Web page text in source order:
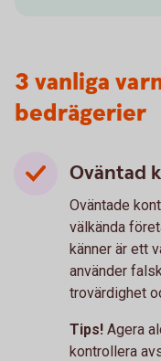
3 vanliga
bedrägerier
Oväntad
Oväntade
välkända
känner är ett
använder
trovärdighet
Tips! Agera
kontrollera